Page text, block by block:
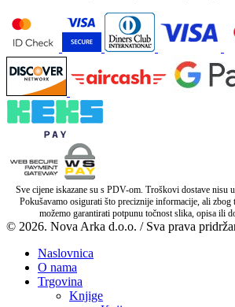
Sve cijene iskazane su s PDV-om. Troškovi dostave nisu
Pokušavamo osigurati što preciznije informacije, ali zbog
možemo garantirati potpunu točnost slika, opisa ili
© 2026. Nova Arka d.o.o. / Sva prava
Naslovnica
O nama
Trgovina
Knjige